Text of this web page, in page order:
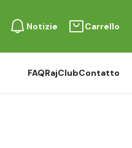
Notizie Carrello
FAQRajClubContatto